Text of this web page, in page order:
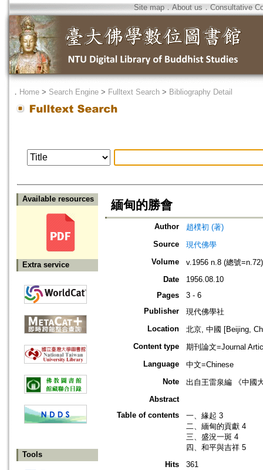
Site map．About us ． Consultative
． Home > Search Engine > Fulltext Search > Bibliography Detail
Available resources
Extra service
Tools
緬甸的勝會
Author
趙樸初 (著)
Source
現代佛學
Volume
v.1956 n.8 (總號=n.72)
Date
1956.08.10
Pages
3 - 6
Publisher
現代佛學社
Location
北京, 中國 [Beijing,
Content type
期刊論文=Journal
Language
中文=Chinese
Note
出自王雷泉編 《中國
Abstract
Table of contents
一、緣起 3
二、緬甸的貢獻 4
三、盛況一斑 4
四、和平與吉祥 5
Hits
361